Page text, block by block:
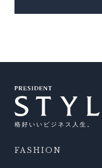
格好いいビジネス人生。
FASHION